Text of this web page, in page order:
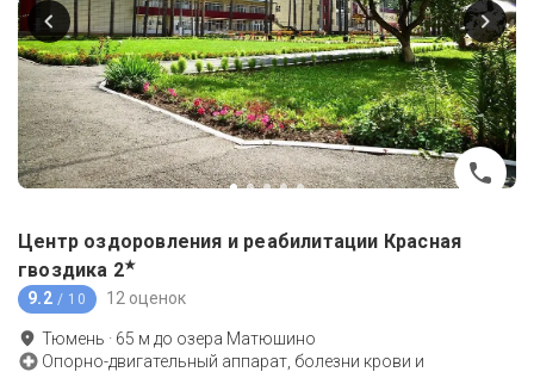
Центр оздоровления и реабилитации Красная
гвоздика 2★
9.2 / 10 12 оценок
Тюмень · 65 м до озера Матюшино
Опорно-двигательный аппарат, болезни крови и